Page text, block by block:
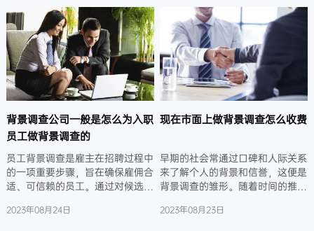
降低潜在风险，并确保合作关系的
稳健性。
背景调查公司一般是怎么为入职
员工做背景调查的
员工背景调查是雇主在招聘过程中
的一项重要步骤，旨在确保雇佣合
适、可信赖的员工。通过对候选人
提供的信息的真实性，并评估其与
2023年08月24日
现在市面上做背景调查怎么收费
早期的社会常通过口碑和人际关系
来了解个人的背景和信誉，这便是
背景调查的雏形。随着时间的推
口头查询发展为如今更多元化和专
2023年08月23日